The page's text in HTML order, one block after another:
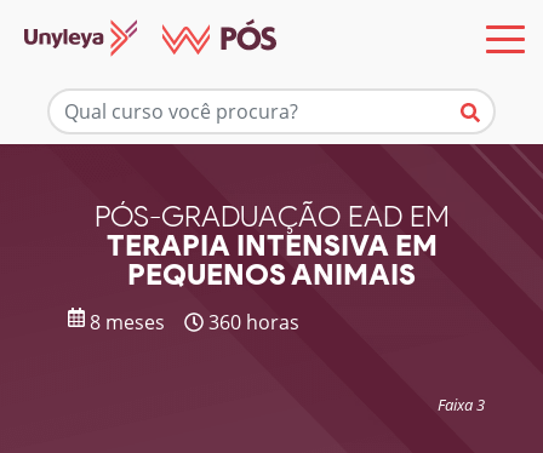
PÓS-GRADUAÇÃO EAD EM
TERAPIA INTENSIVA EM
PEQUENOS ANIMAIS
8 meses 360 horas
Faixa 3
Mais informações